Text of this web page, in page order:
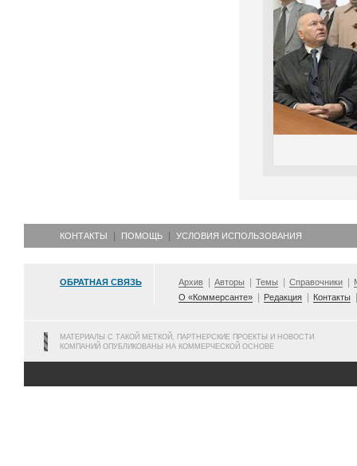
КОНТАКТЫ ПОМОЩЬ УСЛОВИЯ ИСПОЛЬЗОВАНИЯ
ОБРАТНАЯ СВЯЗЬ Архив Авторы Темы Справочники
О «Коммерсанте»
Редакция Контакты
МАТЕРИАЛЫ С ТАКОЙ МЕТКОЙ, ПАРТНЕРСКИЕ ПРОЕКТЫ И НОВОСТИ
КОМПАНИЙ ОПУБЛИКОВАНЫ НА КОММЕРЧЕСКОЙ ОСНОВЕ